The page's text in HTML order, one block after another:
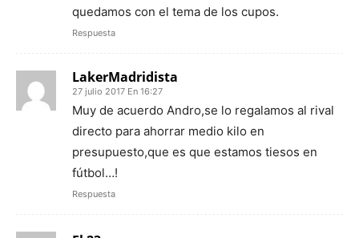
quedamos con el tema de los cupos.
Respuesta
LakerMadridista
27 julio 2017 En 16:27
Muy de acuerdo Andro,se lo regalamos al rival
directo para ahorrar medio kilo en
presupuesto,que es que estamos tiesos en
fútbol…!
Respuesta